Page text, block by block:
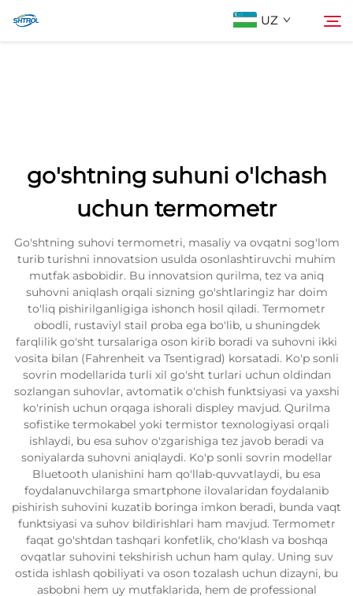
UZ
Biz bilan bog'lanish
go'shtning suhuni o'lchash
uchun termometr
Go'shtning suhovi termometri, masaliy va ovqatni sog'lom
turib turishni innovatsion usulda osonlashtiruvchi muhim
mutfak asbobidir. Bu innovatsion qurilma, tez va aniq
suhovni aniqlash orqali sizning go'shtlaringiz har doim
to'liq pishirilganligiga ishonch hosil qiladi. Termometr
obodli, rustaviyl stail proba ega bo'lib, u shuningdek
farqlilik go'sht tursalariga oson kirib boradi va suhovni ikki
vosita bilan (Fahrenheit va Tsentigrad) korsatadi. Ko'p sonli
sovrin modellarida turli xil go'sht turlari uchun oldindan
sozlangan suhovlar, avtomatik o'chish funktsiyasi va yaxshi
ko'rinish uchun orqaga ishorali displey mavjud. Qurilma
sofistike termokabel yoki termistor texnologiyasi orqali
ishlaydi, bu esa suhov o'zgarishiga tez javob beradi va
soniyalarda suhovni aniqlaydi. Ko'p sonli sovrin modellar
Bluetooth ulanishini ham qo'llab-quvvatlaydi, bu esa
foydalanuvchilarga smartphone ilovalaridan foydalanib
pishirish suhovini kuzatib boringa imkon beradi, bunda vaqt
funktsiyasi va suhov bildirishlari ham mavjud. Termometr
faqat go'shtdan tashqari konfetlik, cho'klash va boshqa
ovqatlar suhovini tekshirish uchun ham qulay. Uning suv
ostida ishlash qobiliyati va oson tozalash uchun dizayni, bu
asbobni hem uy mutfaklarida, hem de professional